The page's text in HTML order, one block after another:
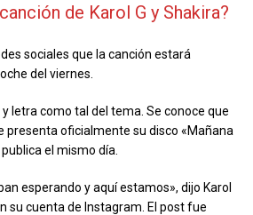
de Karol G y Shakira?
sociales que la canción estará
del viernes.
letra como tal del tema. Se conoce que
presenta oficialmente su disco «Mañana
el mismo día.
esperando y aquí estamos», dijo Karol
su cuenta de Instagram. El post fue